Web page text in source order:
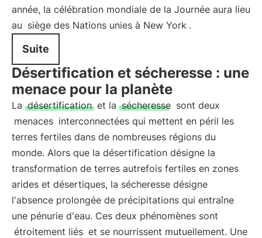
année, la célébration mondiale de la Journée aura lieu
au siège des Nations unies à New York .
Suite
Désertification et sécheresse : une
menace pour la planète
La désertification et la sécheresse sont deux
menaces interconnectées qui mettent en péril les
terres fertiles dans de nombreuses régions du
monde. Alors que la désertification désigne la
transformation de terres autrefois fertiles en zones
arides et désertiques, la sécheresse désigne
l'absence prolongée de précipitations qui entraîne
une pénurie d'eau. Ces deux phénomènes sont
étroitement liés et se nourrissent mutuellement. Une